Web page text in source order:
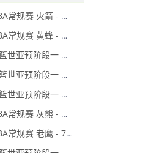
2025年12月02日NBA常规赛 火箭 - 爵士 全场录像
2025年12月02日NBA常规赛 黄蜂 - 篮网 全场录像
2025年12月01日男篮世亚预阶段一 菲律宾男篮 - 关岛男篮 全场录像
2025年12月01日男篮世亚预阶段一 新西兰男篮 - 澳大利亚男篮 全场录像
2025年12月01日男篮世亚预阶段一 韩国男篮 - 中国男篮 全场录像
2025年12月01日NBA常规赛 灰熊 - 国王 全场录像
2025年12月01日NBA常规赛 老鹰 - 76人 全场录像